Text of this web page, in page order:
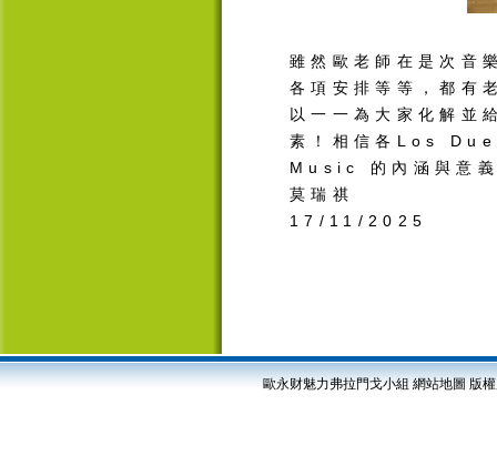
雖然 歐老師在是次音
各項安排等等，都有
以一一為大家化解並
素！相信各 Los
Music 的內涵與意
莫瑞祺
17/11/2025
歐永财魅力弗拉門戈小組 網站地圖 版